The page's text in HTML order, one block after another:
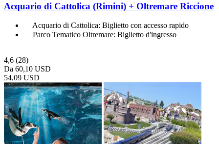
Acquario di Cattolica (Rimini) + Oltremare Riccione
Acquario di Cattolica: Biglietto con accesso rapido
Parco Tematico Oltremare: Biglietto d'ingresso
4,6 (28)
Da 60,10 USD
54,09 USD